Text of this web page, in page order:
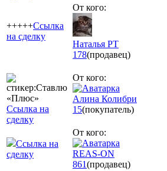
+++++Ссылка
на сделку
От кого:
Наталья РТ
178(продавец)
Ссылка на
сделку
От кого:
Алина Колибри
15(покупатель)
Ссылка на
сделку
От кого:
REAS-ON
861(продавец)